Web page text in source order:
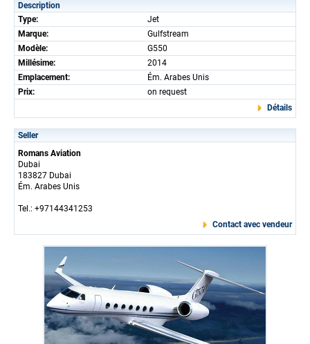
Description
Type:
Jet
Marque:
Gulfstream
Modèle:
G550
Millésime:
2014
Emplacement:
Ém. Arabes Unis
Prix:
on request
Détails
Seller
Romans Aviation
Dubai
183827 Dubai
Ém. Arabes Unis
Tel.: +97144341253
Contact avec vendeur